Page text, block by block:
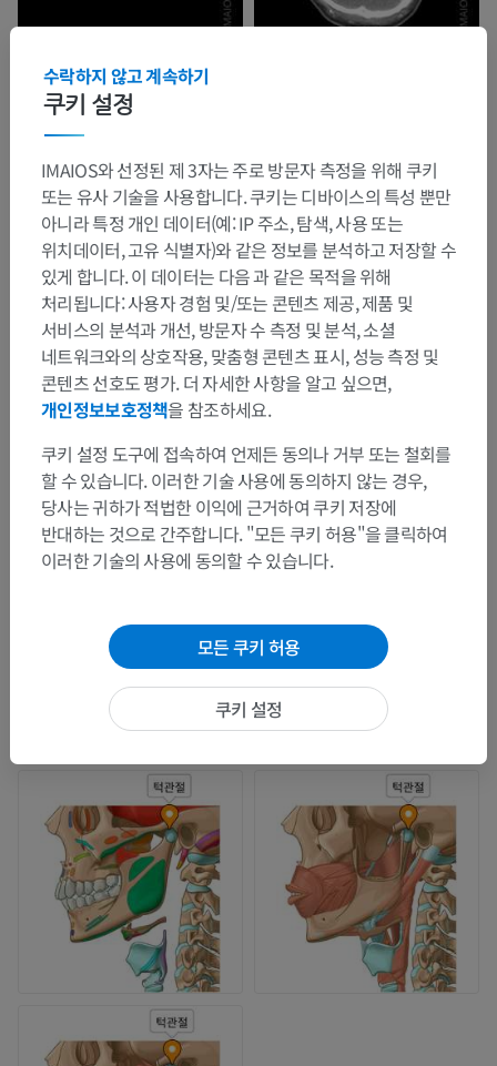
쿠키 설정
수락하지 않고 계속하기
IMAIOS와 선정된 제 3자는 주로 방문자 측정을 위해 쿠키
또는 유사 기술을 사용합니다. 쿠키는 디바이스의 특성 뿐만
아니라 특정 개인 데이터(예: IP 주소, 탐색, 사용 또는
위치데이터, 고유 식별자)와 같은 정보를 분석하고 저장할 수
있게 합니다. 이 데이터는 다음 과 같은 목적을 위해
처리됩니다: 사용자 경험 및/또는 콘텐츠 제공, 제품 및
서비스의 분석과 개선, 방문자 수 측정 및 분석, 소셜
네트워크와의 상호작용, 맞춤형 콘텐츠 표시, 성능 측정 및
콘텐츠 선호도 평가. 더 자세한 사항을 알고 싶으면,
개인정보보호정책을 참조하세요.
쿠키 설정 도구에 접속하여 언제든 동의나 거부 또는 철회를
할 수 있습니다. 이러한 기술 사용에 동의하지 않는 경우,
당사는 귀하가 적법한 이익에 근거하여 쿠키 저장에
반대하는 것으로 간주합니다. "모든 쿠키 허용"을 클릭하여
이러한 기술의 사용에 동의할 수 있습니다.
모든 쿠키 허용
쿠키 설정